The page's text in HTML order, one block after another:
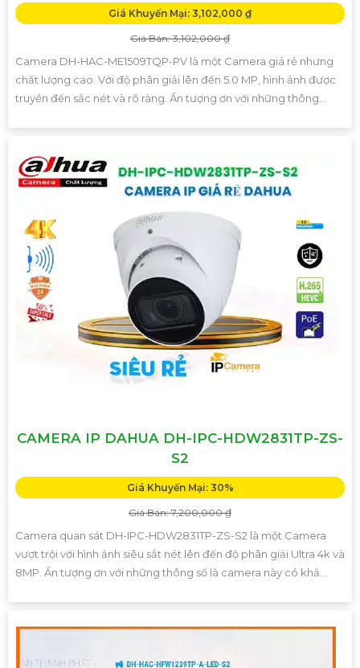
Giá Khuyến Mại: 3,102,000 ₫
Giá Bán: 3,102,000 ₫
Camera DH-HAC-ME1509TQP-PV là một Camera giá rẻ nhưng
chất lượng cao. Với độ phân giải lên đến 5.0 MP, hình ảnh được
truyền đến sắc nét và rõ ràng. Ấn tượng ơn với những thông...
CAMERA IP DAHUA DH-IPC-HDW2831TP-ZS-
S2
Giá Khuyến Mại: 30%
Giá Bán: 7,200,000 ₫
Camera quan sát DH-IPC-HDW2831TP-ZS-S2 là một Camera
vượt trội với hình ảnh siêu sắt nét lên đến độ phân giải Ultra 4k và
8MP. Ấn tượng ơn với những thông số là camera này có khả...